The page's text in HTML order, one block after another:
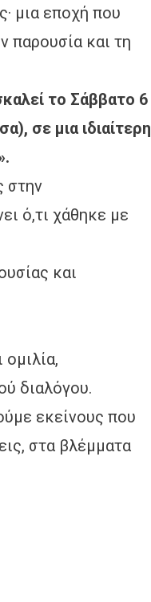
μια εποχή που
παρουσία και τη
το Σάββατο 6
σε μια ιδιαίτερη
στην
ό,τι χάθηκε με
και
διαλόγου.
εκείνους που
στα βλέμματα